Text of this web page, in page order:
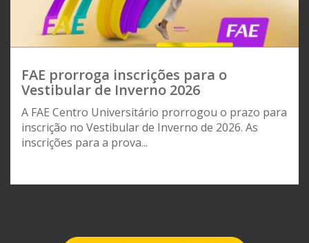
FAE prorroga inscrições para o
Vestibular de Inverno 2026
A FAE Centro Universitário prorrogou o prazo para
inscrição no Vestibular de Inverno de 2026. As
inscrições para a prova...